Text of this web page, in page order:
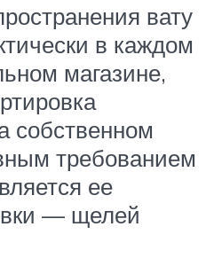
вату
в каждом
магазине,
собственном
требованием
ее
— щелей